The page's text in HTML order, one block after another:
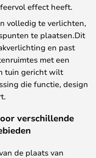
effect heeft.
volledig te verlichten,
te plaatsen.Dit
en past
met een
tuin gericht wilt
die functie, design
verschillende
de plaats van